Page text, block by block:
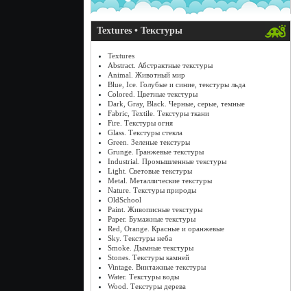
Textures • Текстуры
Textures
Abstract. Абстрактные текстуры
Animal. Животный мир
Blue, Ice. Голубые и синие, текстуры льда
Colored. Цветные текстуры
Dark, Gray, Black. Черные, серые, темные
Fabric, Textile. Текстуры ткани
Fire. Текстуры огня
Glass. Текстуры стекла
Green. Зеленые текстуры
Grunge. Гранжевые текстуры
Industrial. Промышленные текстуры
Light. Световые текстуры
Metal. Металлические текстуры
Nature. Текстуры природы
OldSchool
Paint. Живописные текстуры
Paper. Бумажные текстуры
Red, Orange. Красные и оранжевые
Sky. Текстуры неба
Smoke. Дымные текстуры
Stones. Текстуры камней
Vintage. Винтажные текстуры
Water. Текстуры воды
Wood. Текстуры дерева